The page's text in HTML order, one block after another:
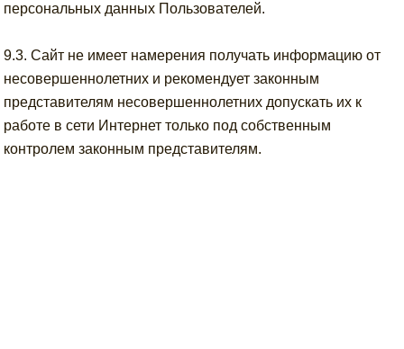
персональных данных Пользователей.
9.3. Сайт не имеет намерения получать информацию от
несовершеннолетних и рекомендует законным
представителям несовершеннолетних допускать их к
работе в сети Интернет только под собственным
контролем законным представителям.